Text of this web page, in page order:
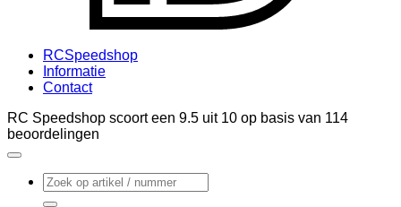
RCSpeedshop
Informatie
Contact
RC Speedshop scoort een 9.5 uit 10 op basis van 114
beoordelingen
Zoeken
naar: